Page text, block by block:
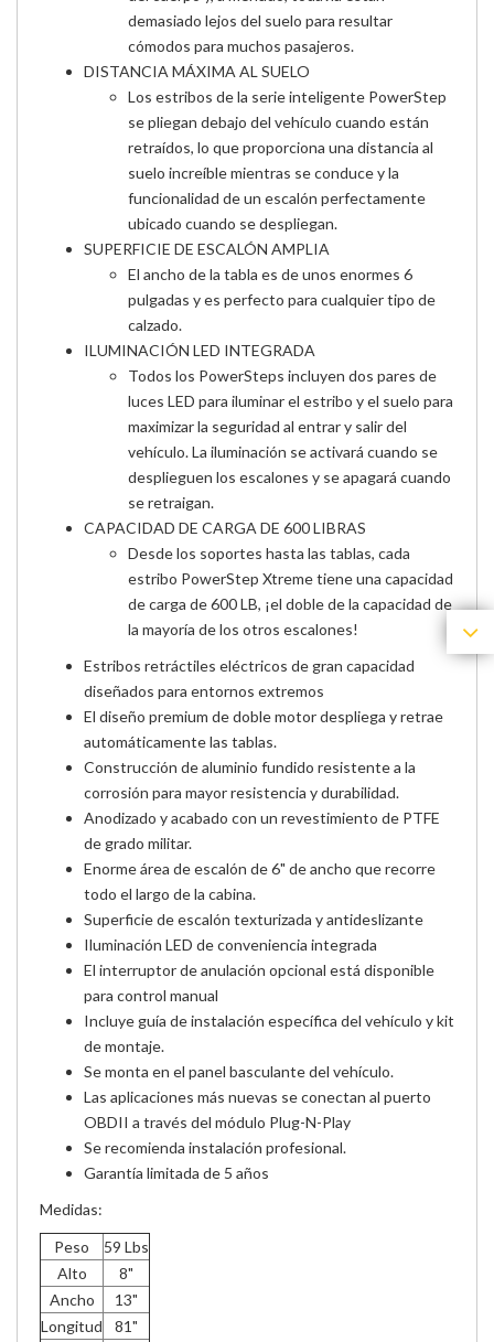
demasiado lejos del suelo para resultar
cómodos para muchos pasajeros.
DISTANCIA MÁXIMA AL SUELO
Los estribos de la serie inteligente PowerStep
se pliegan debajo del vehículo cuando están
retraídos, lo que proporciona una distancia al
suelo increíble mientras se conduce y la
funcionalidad de un escalón perfectamente
ubicado cuando se despliegan.
SUPERFICIE DE ESCALÓN AMPLIA
El ancho de la tabla es de unos enormes 6
pulgadas y es perfecto para cualquier tipo de
calzado.
ILUMINACIÓN LED INTEGRADA
Todos los PowerSteps incluyen dos pares de
luces LED para iluminar el estribo y el suelo para
maximizar la seguridad al entrar y salir del
vehículo. La iluminación se activará cuando se
desplieguen los escalones y se apagará cuando
se retraigan.
CAPACIDAD DE CARGA DE 600 LIBRAS
Desde los soportes hasta las tablas, cada
estribo PowerStep Xtreme tiene una capacidad
de carga de 600 LB, ¡el doble de la capacidad de
la mayoría de los otros escalones!
Estribos retráctiles eléctricos de gran capacidad
diseñados para entornos extremos
El diseño premium de doble motor despliega y retrae
automáticamente las tablas.
Construcción de aluminio fundido resistente a la
corrosión para mayor resistencia y durabilidad.
Anodizado y acabado con un revestimiento de PTFE
de grado militar.
Enorme área de escalón de 6" de ancho que recorre
todo el largo de la cabina.
Superficie de escalón texturizada y antideslizante
Iluminación LED de conveniencia integrada
El interruptor de anulación opcional está disponible
para control manual
Incluye guía de instalación específica del vehículo y kit
de montaje.
Se monta en el panel basculante del vehículo.
Las aplicaciones más nuevas se conectan al puerto
OBDII a través del módulo Plug-N-Play
Se recomienda instalación profesional.
Garantía limitada de 5 años
Medidas:
Peso
59 Lbs
Alto
8"
Ancho
13"
Longitud
81"